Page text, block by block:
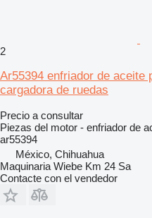
2
Ar55394 enfriador de aceite
cargadora de ruedas
Precio a consultar
Piezas del motor - enfriador de
ar55394
México, Chihuahua
Maquinaria Wiebe Km 24 Sa
Contacte con el vendedor